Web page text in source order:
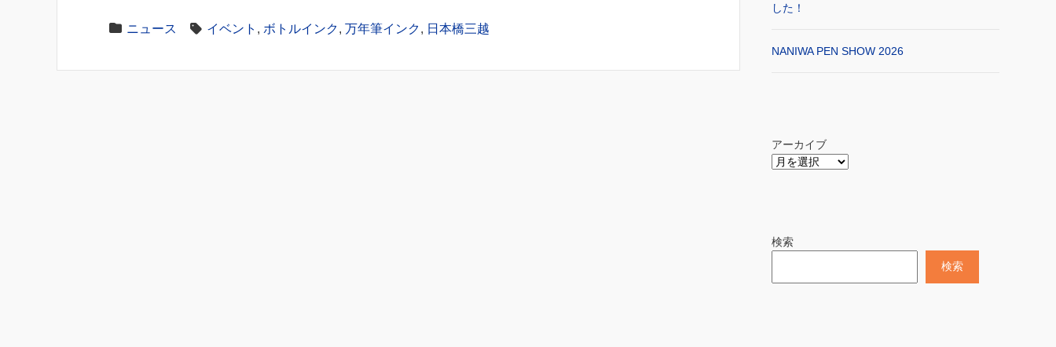
ニュース イベント , ボトルインク, 万年筆インク, 日本橋三越
した！
NANIWA PEN SHOW 2026
アーカイブ
検索
検索